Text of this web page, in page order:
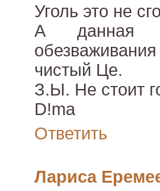
Уголь это не
А данная
чистый Це.
З.Ы. Не стоит
D!ma
Ответить
Лариса